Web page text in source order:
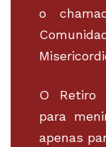
o
O Retiro
para
apenas